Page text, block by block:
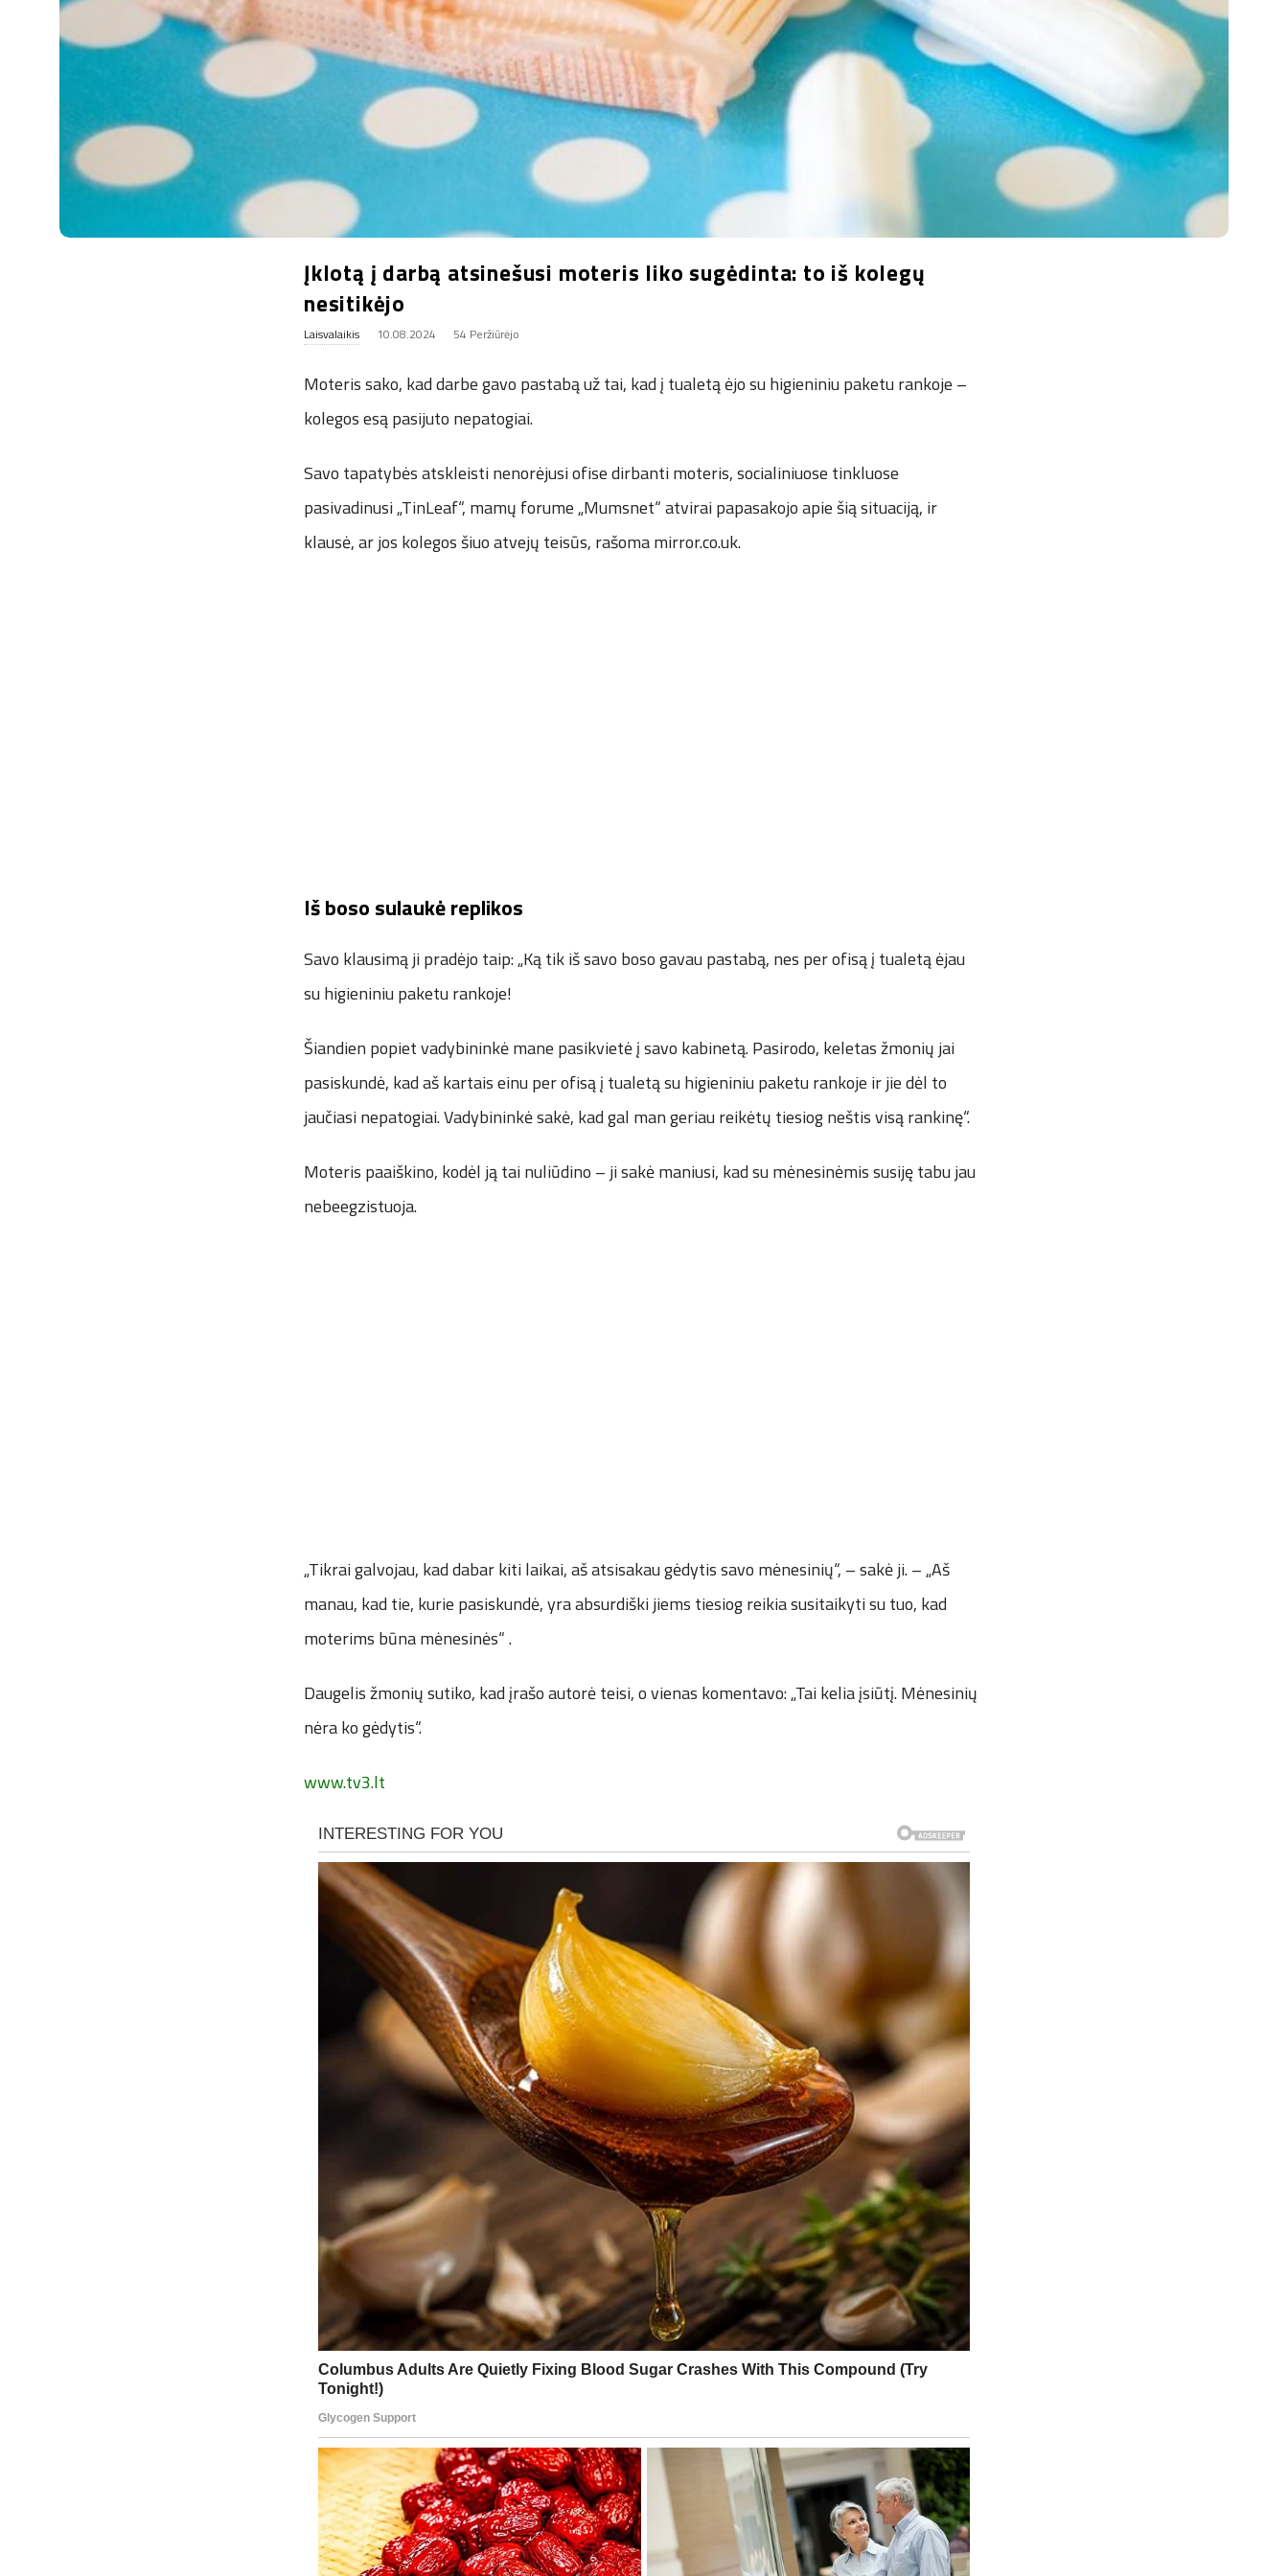
u
Įklotą į darbą atsinešusi moteris liko sugėdinta: to iš kolegų
nesitikėjo
Laisvalaikis 10.08.2024 54 Peržiūrėjo
Moteris sako, kad darbe gavo pastabą už tai, kad į tualetą ėjo su higieniniu paketu rankoje –
kolegos esą pasijuto nepatogiai.
Savo tapatybės atskleisti nenorėjusi ofise dirbanti moteris, socialiniuose tinkluose
pasivadinusi „TinLeaf“, mamų forume „Mumsnet“ atvirai papasakojo apie šią situaciją, ir
klausė, ar jos kolegos šiuo atvejų teisūs, rašomamirror.co.uk.
Iš boso sulaukė replikos
Savo klausimą ji pradėjo taip: „Ką tik iš savo boso gavau pastabą, nes per ofisą į tualetą ėjau
su higieniniu paketu rankoje!
Šiandien popiet vadybininkė mane pasikvietė į savo kabinetą. Pasirodo, keletas žmonių jai
pasiskundė, kad aš kartais einu per ofisą į tualetą su higieniniu paketu rankoje ir jie dėl to
jaučiasi nepatogiai. Vadybininkė sakė, kad gal man geriau reikėtų tiesiog neštis visą rankinę“.
Moteris paaiškino, kodėl ją tai nuliūdino – ji sakė maniusi, kad su mėnesinėmis susiję tabu jau
nebeegzistuoja.
„Tikrai galvojau, kad dabar kiti laikai, aš atsisakau gėdytis savo mėnesinių“, – sakė ji. – „Aš
manau, kad tie, kurie pasiskundė, yra absurdiški jiems tiesiog reikia susitaikyti su tuo, kad
moterims būna mėnesinės“ .
Daugelis žmonių sutiko, kad įrašo autorė teisi, o vienas komentavo: „Tai kelia įsiūtį. Mėnesinių
nėra ko gėdytis“.
www.tv3.lt